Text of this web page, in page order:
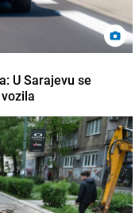
U Sarajevu se